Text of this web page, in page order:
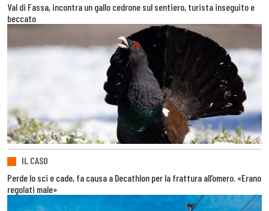
Val di Fassa, incontra un gallo cedrone sul sentiero, turista inseguito e
beccato
IL CASO
Perde lo sci e cade, fa causa a Decathlon per la frattura all’omero. «Erano
regolati male»